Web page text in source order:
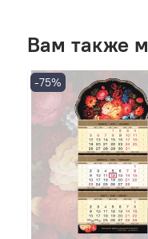
Вам также
-75%